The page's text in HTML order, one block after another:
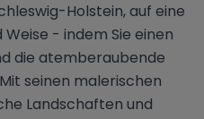
Holstein, auf eine
- indem Sie einen
die atemberaubende
seinen malerischen
Landschaften und